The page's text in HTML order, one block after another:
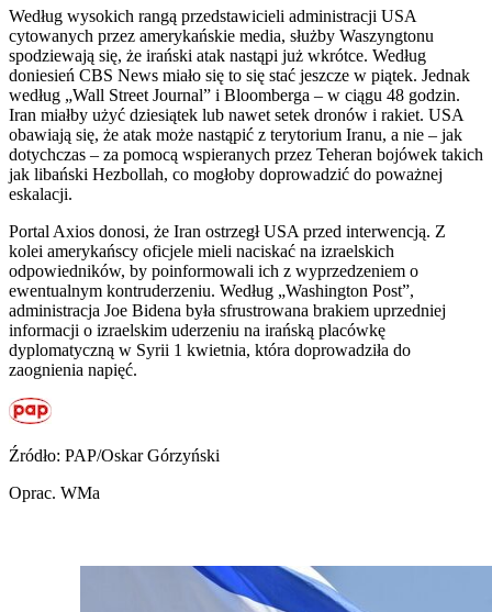
Według wysokich rangą przedstawicieli administracji USA
cytowanych przez amerykańskie media, służby Waszyngtonu
spodziewają się, że irański atak nastąpi już wkrótce. Według
doniesień CBS News miało się to się stać jeszcze w piątek. Jednak
według „Wall Street Journal” i Bloomberga – w ciągu 48 godzin.
Iran miałby użyć dziesiątek lub nawet setek dronów i rakiet. USA
obawiają się, że atak może nastąpić z terytorium Iranu, a nie – jak
dotychczas – za pomocą wspieranych przez Teheran bojówek takich
jak libański Hezbollah, co mogłoby doprowadzić do poważnej
eskalacji.
Portal Axios donosi, że Iran ostrzegł USA przed interwencją. Z
kolei amerykańscy oficjele mieli naciskać na izraelskich
odpowiedników, by poinformowali ich z wyprzedzeniem o
ewentualnym kontruderzeniu. Według „Washington Post”,
administracja Joe Bidena była sfrustrowana brakiem uprzedniej
informacji o izraelskim uderzeniu na irańską placówkę
dyplomatyczną w Syrii 1 kwietnia, która doprowadziła do
zaognienia napięć.
Źródło: PAP/Oskar Górzyński
Oprac. WMa